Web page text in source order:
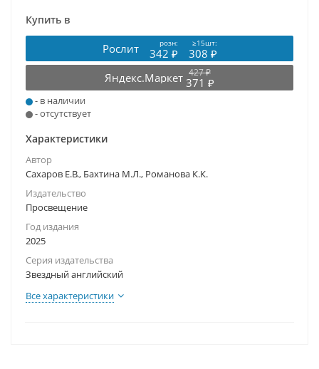
Купить в
Рослит розн: ≥15шт:
342 ₽
308 ₽
Яндекс.Маркет 427 ₽
371 ₽
- в наличии
- отсутствует
Характеристики
Автор
Сахаров Е.В., Бахтина М.Л., Романова К.К.
Издательство
Просвещение
Год издания
2025
Серия издательства
Звездный английский
Все характеристики